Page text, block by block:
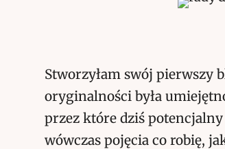
Stworzyłam swój pierwszy
oryginalności była
przez które dziś
wówczas pojęcia co robię,